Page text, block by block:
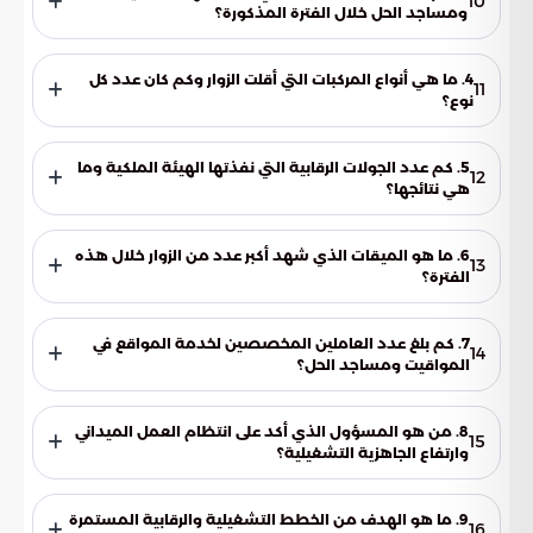
ومساجد الحل خلال الفترة المذكورة؟
مركبة، إلى المواقيت ومساجد الحل في مكة المكرمة.
11 4. ما هي أنواع المركبات التي أقلت الزوار وكم كان عدد كل
نوع؟
متوسطة، و 180,776 مركبة صغيرة، مما يعكس تنوع أنماط وصول
الزوار.12 5. كم عدد الجولات الرقابية التي نفذتها الهيئة الملكية وما
هي نتائجها؟
رصد 7,667 ملاحظة تمت معالجتها بشكل فوري.
13 6. ما هو الميقات الذي شهد أكبر عدد من الزوار خلال هذه
الفترة؟
خلال الفترة المحددة التي سبقت منتصف رمضان 1445 هـ.
14 7. كم بلغ عدد العاملين المخصصين لخدمة المواقع في
المواقيت ومساجد الحل؟
على مختلف المواقيت ومساجد الحل لضمان انسيابية الخدمات.
15 8. من هو المسؤول الذي أكد على انتظام العمل الميداني
وارتفاع الجاهزية التشغيلية؟
لمدينة مكة المكرمة والمشاعر المقدسة، على انتظام العمل
9. ما هو الهدف من الخطط التشغيلية والرقابية المستمرة